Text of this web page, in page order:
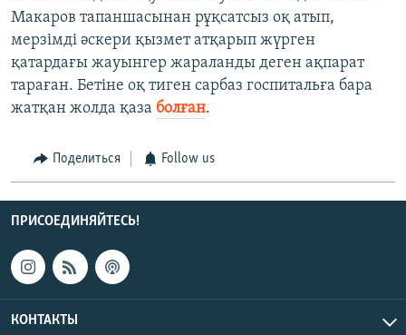
Макаров тапаншасынан рұқсатсыз оқ атып,
мерзімді әскери қызмет атқарып жүрген
қатардағы жауынгер жараланды деген ақпарат
тараған. Бетіне оқ тиген сарбаз госпитальға бара
жатқан жолда қаза болған.
Поделиться Follow us
ПРИСОЕДИНЯЙТЕСЬ!
КОНТАКТЫ